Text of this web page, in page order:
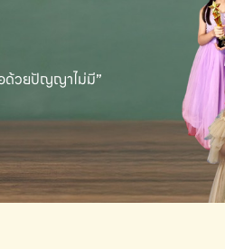
ด้วยปัญญาไม่มี”